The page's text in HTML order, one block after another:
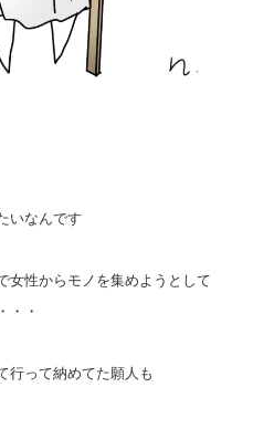
いなんです
女性からモノを集めようとして
・・
行って納めてた願人も